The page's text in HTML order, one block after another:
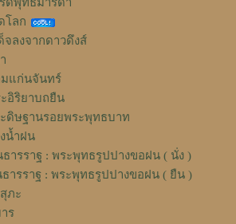
โลก
ลงจากดาวดึงส์
แก่นจันทร์
อิริยาบถยืน
ดิษฐานรอยพระพุทธบาท
น้ำฝน
ารราฐ : พระพุทธรูปปางขอฝน ( นั่ง )
ารราฐ : พระพุทธรูปปางขอฝน ( ยืน )
ภะ
ร